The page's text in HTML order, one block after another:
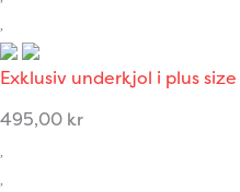
Exklusiv underkjol i plus
495,00 kr